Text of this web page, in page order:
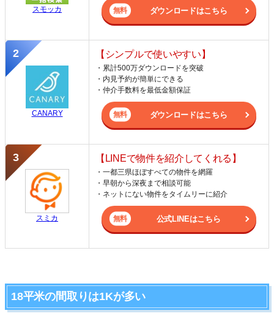
スモッカ ダウンロードはこちら
CANARY
【シンプルで使いやすい】
・累計500万ダウンロードを突破
・内見予約が簡単にできる
・仲介手数料を最低金額保証
ダウンロードはこちら
スミカ
【LINEで物件を紹介してくれる】
・一都三県ほぼすべての物件を網羅
・早朝から深夜まで相談可能
・ネットにない物件をタイムリーに紹介
公式LINEはこちら
18平米の間取りは1Kが多い